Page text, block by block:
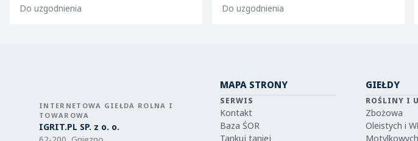
m9/m2
Do uzgodnienia Do uzgodnienia
INTERNETOWA GIEŁDA ROLNA I
TOWAROWA
IGRIT.PL SP. z o. o.
MAPA STRONY
SERWIS
Kontakt
Baza ŚOR
Tankuj taniej
GIEŁDY
ROŚLINY I
Zbożowa
Oleistych i